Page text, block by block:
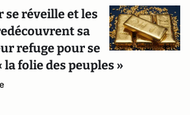
se réveille et les
sa
refuge pour se
la folie des peuples »